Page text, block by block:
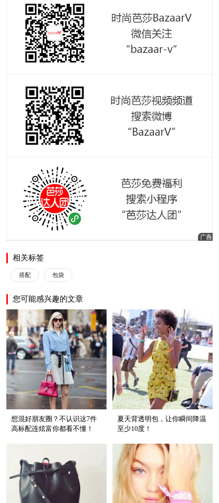
相关标签
搭配 包袋
您可能感兴趣的文章
想混好朋友圈？不认识这7件
高标配连炫富你都看不懂！
夏天背透明包，让你瞬间降温
至少10度！